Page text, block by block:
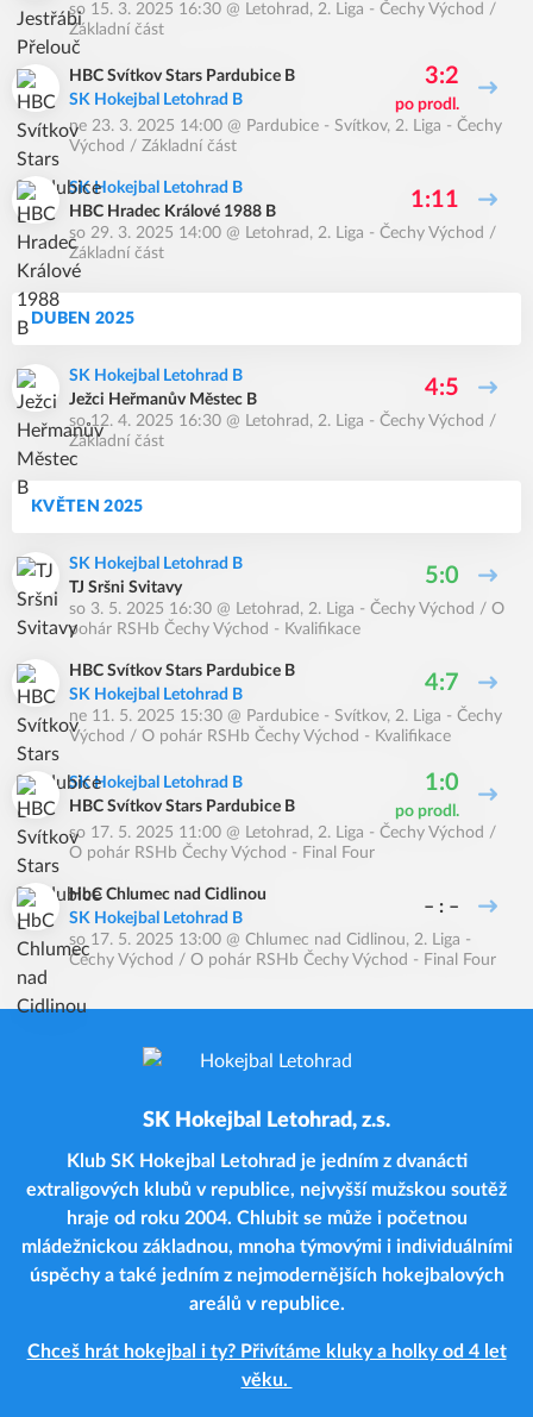
so 15. 3. 2025 16:30 @ Letohrad , 2. Liga - Čechy Východ /
Základní část
HBC Svítkov Stars Pardubice B
SK Hokejbal Letohrad B
3:2
po prodl.
ne 23. 3. 2025 14:00 @ Pardubice - Svítkov, 2. Liga - Čechy
Východ / Základní část
SK Hokejbal Letohrad B
HBC Hradec Králové 1988 B
1:11
so 29. 3. 2025 14:00 @ Letohrad , 2. Liga - Čechy Východ /
Základní část
DUBEN 2025
SK Hokejbal Letohrad B
Ježci Heřmanův Městec B
4:5
so 12. 4. 2025 16:30 @ Letohrad , 2. Liga - Čechy Východ /
Základní část
KVĚTEN 2025
SK Hokejbal Letohrad B
TJ Sršni Svitavy
5:0
so 3. 5. 2025 16:30 @ Letohrad , 2. Liga - Čechy Východ / O
pohár RSHb Čechy Východ - Kvalifikace
HBC Svítkov Stars Pardubice B
SK Hokejbal Letohrad B
4:7
ne 11. 5. 2025 15:30 @ Pardubice - Svítkov, 2. Liga - Čechy
Východ / O pohár RSHb Čechy Východ - Kvalifikace
SK Hokejbal Letohrad B
HBC Svítkov Stars Pardubice B
1:0
po prodl.
so 17. 5. 2025 11:00 @ Letohrad , 2. Liga - Čechy Východ /
O pohár RSHb Čechy Východ - Final Four
HbC Chlumec nad Cidlinou
SK Hokejbal Letohrad B
– : –
so 17. 5. 2025 13:00 @ Chlumec nad Cidlinou, 2. Liga -
Čechy Východ / O pohár RSHb Čechy Východ - Final Four
SK Hokejbal Letohrad, z.s.
Klub SK Hokejbal Letohrad je jedním z dvanácti
extraligových klubů v republice, nejvyšší mužskou soutěž
hraje od roku 2004. Chlubit se může i početnou
mládežnickou základnou, mnoha týmovými i individuálními
úspěchy a také jedním z nejmodernějších hokejbalových
areálů v republice.
Chceš hrát hokejbal i ty? Přivítáme kluky a holky od 4 let
věku.